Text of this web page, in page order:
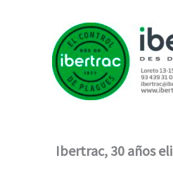
Ibertrac, 30 años